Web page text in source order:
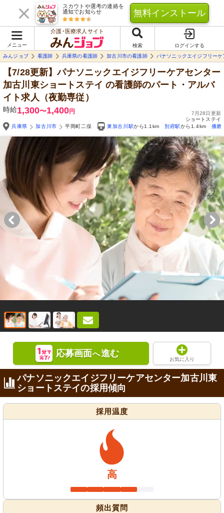
スカウトや選考の連絡を
通知でお知らせ
無料インストール
メニュー
介護･医療求人サイト
検索
ログインする
みんジョブ
看護師 兵庫県の看護師 加古川市の看護師 パナソニックエイジフリー
【7/28更新】パナソニックエイジフリーケアセンター
加古川東ショートステイ の看護師のパート・アルバ
イト求人（夜勤専従）
時給1,300〜1,400円
7月28日更新
ショートステイ
兵庫県
加古川市 平岡町二俣 東加古川駅から1.1km 別府駅から1.4km 播磨
応募画面へ進む
お気に入り
パナソニックエイジフリーケアセンター加古川東
ショートステイの採用傾向
採用温度
高
頻出質問